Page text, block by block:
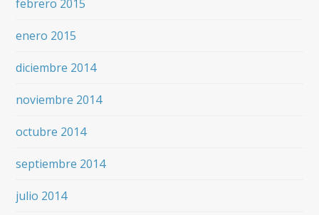
febrero 2015
enero 2015
diciembre 2014
noviembre 2014
octubre 2014
septiembre 2014
julio 2014